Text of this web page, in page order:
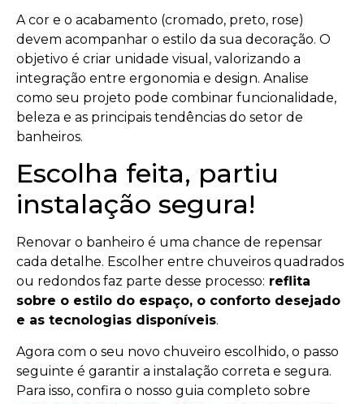
A cor e o acabamento (cromado, preto, rose)
devem acompanhar o estilo da sua decoração. O
objetivo é criar unidade visual, valorizando a
integração entre ergonomia e design. Analise
como seu projeto pode combinar funcionalidade,
beleza e as principais tendências do setor de
banheiros.
Escolha feita, partiu
instalação segura!
Renovar o banheiro é uma chance de repensar
cada detalhe. Escolher entre chuveiros quadrados
ou redondos faz parte desse processo: reflita
sobre o estilo do espaço, o conforto desejado
e as tecnologias disponíveis.
Agora com o seu novo chuveiro escolhido, o passo
seguinte é garantir a instalação correta e segura.
Para isso, confira o nosso guia completo sobre